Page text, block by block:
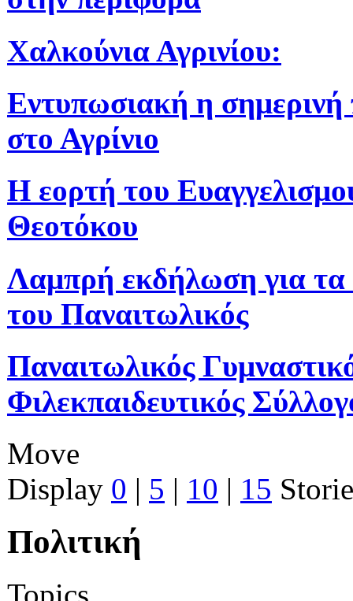
Χαλκούνια Αγρινίου:
Εντυπωσιακή η
στο Αγρίνιο
Η εορτή του
Θεοτόκου
Λαμπρή εκδήλωση για τα
του Παναιτωλικός
Παναιτωλικός
Φιλεκπαιδευτικός
Move
Display 0 | 5 | 10 | 15
Πολιτική
Topics